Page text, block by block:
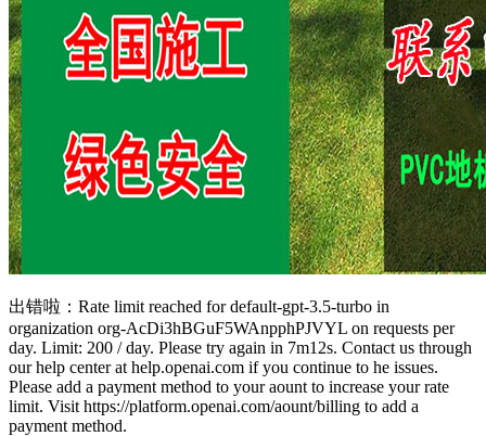
出错啦：Rate limit reached for default-gpt-3.5-turbo in
organization org-AcDi3hBGuF5WAnpphPJVYL on requests per
day. Limit: 200 / day. Please try again in 7m12s. Contact us through
our help center at help.openai.com if you continue to he issues.
Please add a payment method to your aount to increase your rate
limit. Visit https://platform.openai.com/aount/billing to add a
payment method.